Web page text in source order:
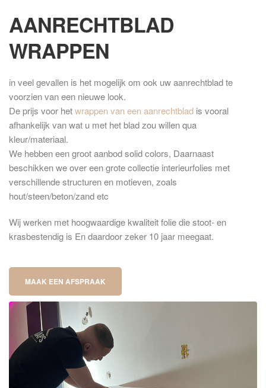
AANRECHTBLAD
WRAPPEN
in veel gevallen is het mogelijk om ook uw aanrechtblad te
voorzien van een nieuwe look.
De prijs voor hetwrappen van een aanrechtblad is vooral
afhankelijk van wat u met het blad zou willen qua
kleur/materiaal.
We hebben een groot aanbod solid colors, Daarnaast
beschikken we over een grote collectie interieurfolies met
verschillende structuren en motieven, zoals
hout/steen/beton/zand etc
Wij werken met hoogwaardige kwaliteit folie die stoot- en
krasbestendig is En daardoor zeker 10 jaar meegaat.
MAAK EEN AFSPRAAK